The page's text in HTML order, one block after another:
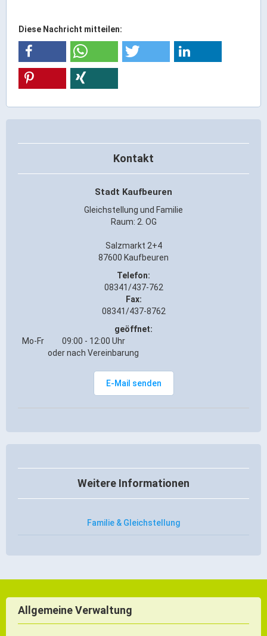
Heiraten in Kaufbeuren
Stadtgeschichte & -teile
Freizeiteinrichtungen
Engagement, Ehrenamt & Vereine
Gesundheit
Integration & Vielfalt
Kultur
Kulturgenießer
Kulturmacher
Persönlichkeiten
Wirtschaft & Handel
Wirtschaftsstandort
Gewerbegebiete
Gründung
Diese Nachricht mitteilen:
Kontakt
Stadt Kaufbeuren
Gleichstellung und Familie
Raum: 2. OG
Salzmarkt 2+4
87600 Kaufbeuren
Telefon:
08341/437-762
Fax:
08341/437-8762
geöffnet:
Mo-Fr
09:00 - 12:00 Uhr
oder nach Vereinbarung
E-Mail senden
Weitere Informationen
Familie & Gleichstellung
Allgemeine Verwaltung